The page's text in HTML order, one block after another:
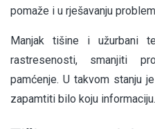
pomaže i u rješavanju
Manjak tišine i užurbani
rastresenosti, smanjiti
pamćenje. U takvom stanju
zapamtiti bilo koju informaciju.